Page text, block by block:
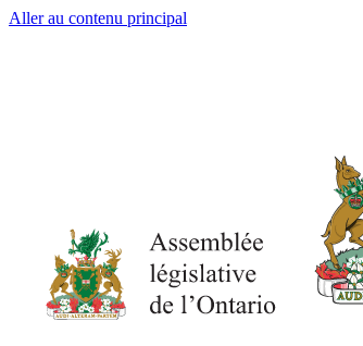
Aller au contenu principal